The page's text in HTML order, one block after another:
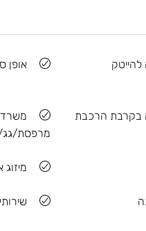
אופן
בקרבת הרכבת
מרפסת/גג/
מיזוג